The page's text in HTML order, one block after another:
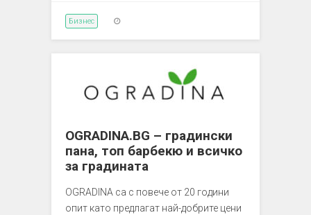
Бизнес
OGRADINA.BG – градински
пана, топ барбекю и всичко
за градината
OGRADINA са с повече от 20 години
опит като предлагат най-добрите цени